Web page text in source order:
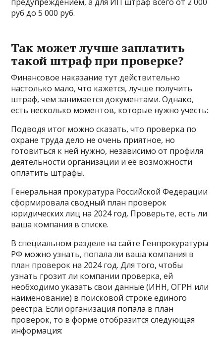
руб до 5 000 руб.
Так может лучше заплатить
такой штраф при проверке?
Финансовое наказание тут действительно
настолько мало, что кажется, лучше получить
штраф, чем занимается документами. Однако,
есть несколько моментов, которые нужно учесть:
Подводя итог можно сказать, что проверка по
охране труда дело не очень приятное, но
готовиться к ней нужно, независимо от профиля
деятельности организации и её возможности
оплатить штрафы.
Генеральная прокуратура Российской Федерации
сформировала сводный план проверок
юридических лиц на 2024 год. Проверьте, есть ли
ваша компания в списке.
В специальном разделе на сайте Генпрокуратуры
РФ можно узнать, попала ли ваша компания в
план проверок на 2024 год. Для того, чтобы
узнать грозит ли компании проверка, ей
необходимо указать свои данные (ИНН, ОГРН или
наименование) в поисковой строке единого
реестра. Если организация попала в план
проверок, то в форме отобразится следующая
информация: